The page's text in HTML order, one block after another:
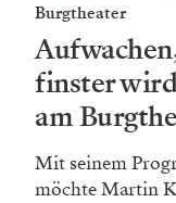
Burgtheater
finster
am
Mit seinem
möchte Martin